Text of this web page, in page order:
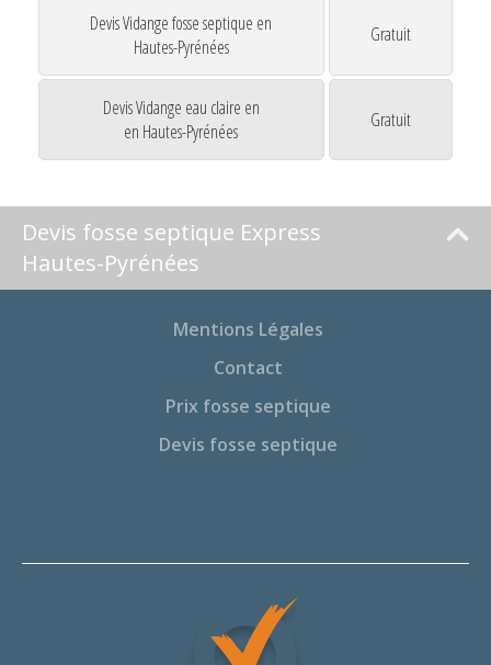
Devis Vidange fosse septique en
Hautes-Pyrénées
Gratuit
Devis Vidange eau claire en
en Hautes-Pyrénées
Gratuit
Devis fosse septique Express
Hautes-Pyrénées
Mentions Légales
Contact
Prix fosse septique
Devis fosse septique